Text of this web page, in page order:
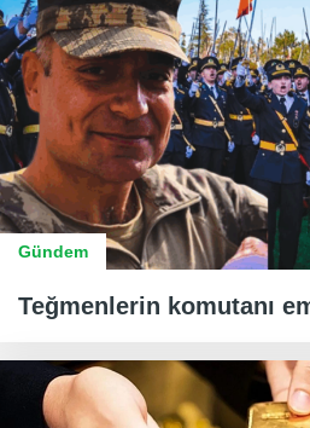
Gündem
Teğmenlerin komutanı